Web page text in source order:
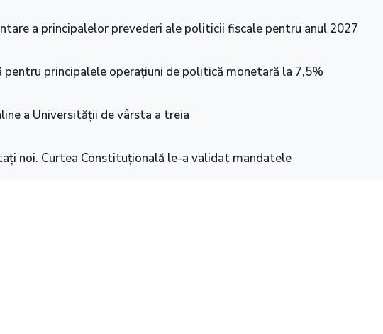
a principalelor prevederi ale politicii fiscale pentru anul 2027
pentru principalele operațiuni de politică monetară la 7,5%
a Universității de vârsta a treia
noi. Curtea Constituțională le-a validat mandatele